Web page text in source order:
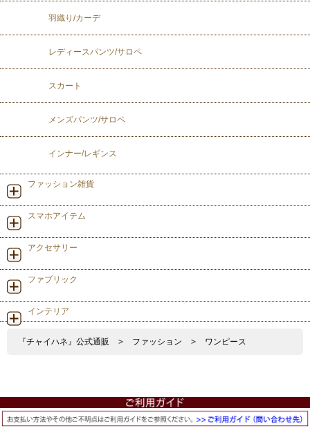
羽織り/カーデ
レディースパンツ/サロペ
スカート
メンズパンツ/サロペ
インナー/レギンス
ファッション雑貨
スマホアイテム
アクセサリー
ファブリック
インテリア
『チャイハネ』公式通販 > ファッション > ワンピース